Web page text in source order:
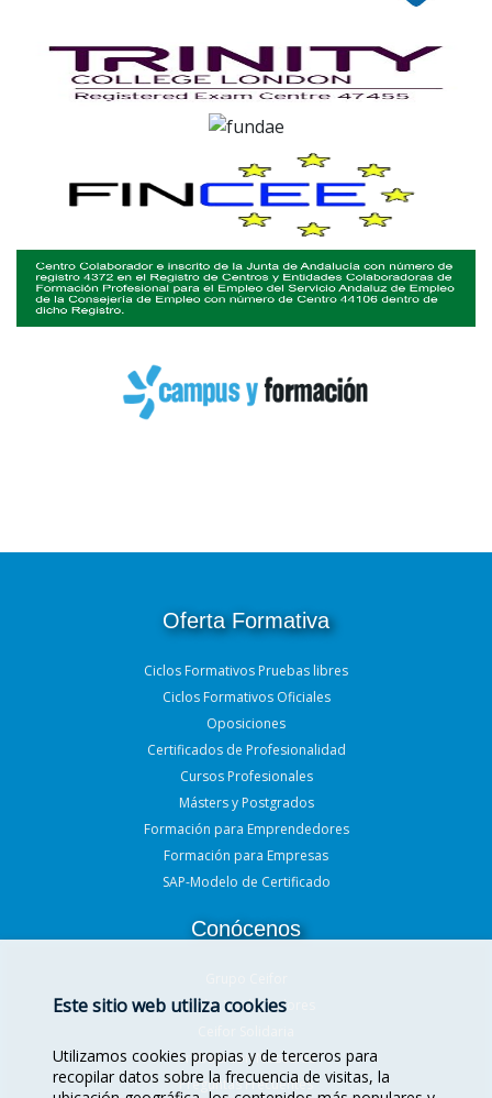
Este sitio web utiliza cookies
Utilizamos cookies propias y de terceros para
recopilar datos sobre la frecuencia de visitas, la
Oferta Formativa
Ciclos Formativos Pruebas libres
Ciclos Formativos Oficiales
Oposiciones
Certificados de Profesionalidad
Cursos Profesionales
Másters y Postgrados
Formación para Emprendedores
Formación para Empresas
SAP-Modelo de Certificado
Conócenos
Misión, Visión, Valores
Trabaja con Nosotros
Preguntas Frecuentes